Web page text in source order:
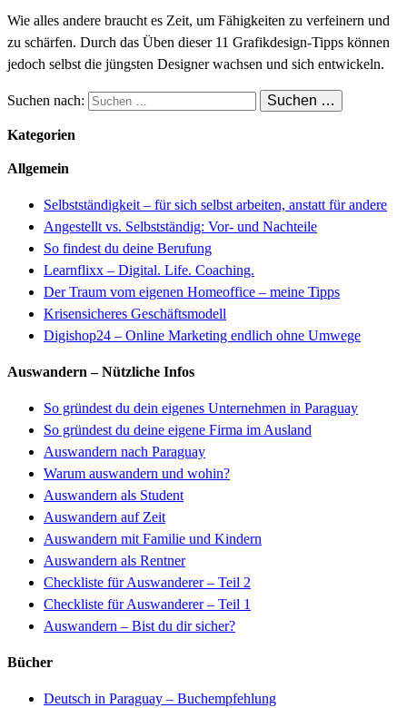
Wie alles andere braucht es Zeit, um Fähigkeiten zu verfeinern und
zu schärfen. Durch das Üben dieser 11 Grafikdesign-Tipps können
jedoch selbst die jüngsten Designer wachsen und sich entwickeln.
Suchen nach:
Kategorien
Allgemein
Selbstständigkeit – für sich selbst arbeiten, anstatt für andere
Angestellt vs. Selbstständig: Vor- und Nachteile
So findest du deine Berufung
Learnflixx – Digital. Life. Coaching.
Der Traum vom eigenen Homeoffice – meine Tipps
Krisensicheres Geschäftsmodell
Digishop24 – Online Marketing endlich ohne Umwege
Auswandern – Nützliche Infos
So gründest du dein eigenes Unternehmen in Paraguay
So gründest du deine eigene Firma im Ausland
Auswandern nach Paraguay
Warum auswandern und wohin?
Auswandern als Student
Auswandern auf Zeit
Auswandern mit Familie und Kindern
Auswandern als Rentner
Checkliste für Auswanderer– Teil 2
Checkliste für Auswanderer – Teil 1
Auswandern – Bist du dir sicher?
Bücher
Deutsch in Paraguay – Buchempfehlung